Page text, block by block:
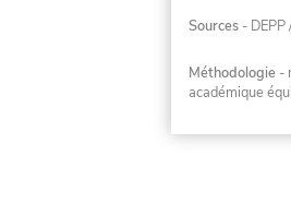
Sources -
Méthodologie -
académique